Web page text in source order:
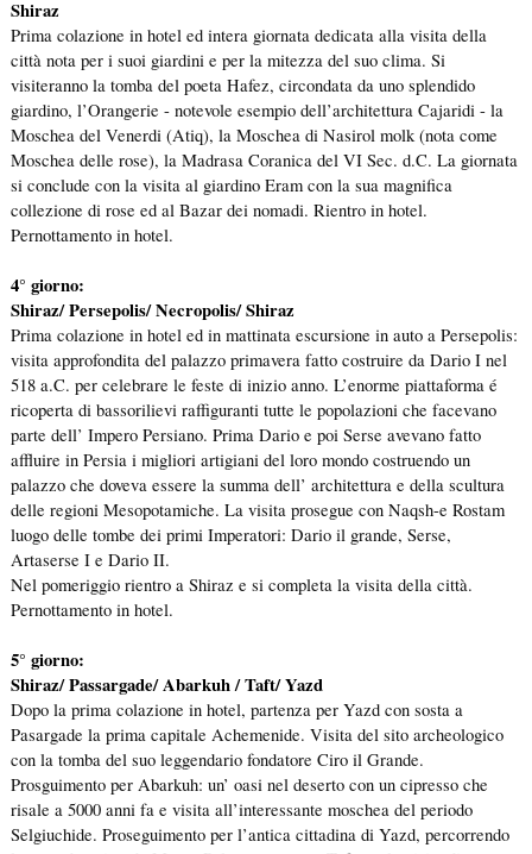
Shiraz
Prima colazione in hotel ed intera giornata dedicata alla visita della
città nota per i suoi giardini e per la mitezza del suo clima. Si
visiteranno la tomba del poeta Hafez, circondata da uno splendido
giardino, l’Orangerie - notevole esempio dell’architettura Cajaridi - la
Moschea del Venerdi (Atiq), la Moschea di Nasirol molk (nota come
Moschea delle rose), la Madrasa Coranica del VI Sec. d.C. La giornata
si conclude con la visita al giardino Eram con la sua magnifica
collezione di rose ed al Bazar dei nomadi. Rientro in hotel.
Pernottamento in hotel.
4° giorno:
Shiraz/ Persepolis/ Necropolis/ Shiraz
Prima colazione in hotel ed in mattinata escursione in auto a Persepolis:
visita approfondita del palazzo primavera fatto costruire da Dario I nel
518 a.C. per celebrare le feste di inizio anno. L’enorme piattaforma é
ricoperta di bassorilievi raffiguranti tutte le popolazioni che facevano
parte dell’ Impero Persiano. Prima Dario e poi Serse avevano fatto
affluire in Persia i migliori artigiani del loro mondo costruendo un
palazzo che doveva essere la summa dell’ architettura e della scultura
delle regioni Mesopotamiche. La visita prosegue con Naqsh-e Rostam
luogo delle tombe dei primi Imperatori: Dario il grande, Serse,
Artaserse I e Dario II.
Nel pomeriggio rientro a Shiraz e si completa la visita della città.
Pernottamento in hotel.
5° giorno:
Shiraz/ Passargade/ Abarkuh / Taft/ Yazd
Dopo la prima colazione in hotel, partenza per Yazd con sosta a
Pasargade la prima capitale Achemenide. Visita del sito archeologico
con la tomba del suo leggendario fondatore Ciro il Grande.
Prosguimento per Abarkuh: un’ oasi nel deserto con un cipresso che
risale a 5000 anni fa e visita all’interessante moschea del periodo
Selgiuchide. Proseguimento per l’antica cittadina di Yazd, percorrendo